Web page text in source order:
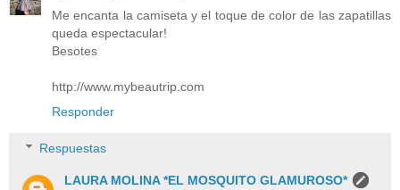
Me encanta la camiseta y el toque de color de las zapatillas
queda espectacular!
Besotes
http://www.mybeautrip.com
Responder
Respuestas
LAURA MOLINA *EL MOSQUITO GLAMUROSO*